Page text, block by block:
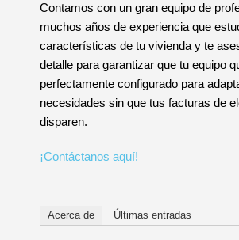
Contamos con un gran equipo de
muchos años de experiencia que
características de tu vivienda y te
detalle para garantizar que tu equipo
perfectamente configurado para
necesidades sin que tus facturas de
disparen.
¡Contáctanos aquí!
Acerca de Últimas entradas